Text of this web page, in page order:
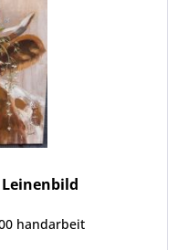
handarbeit